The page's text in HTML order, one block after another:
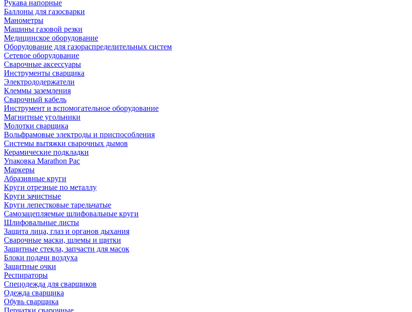
Рукава напорные
Баллоны для газосварки
Манометры
Машины газовой резки
Медицинское оборудование
Оборудование для газораспределительных систем
Сетевое оборудование
Сварочные аксессуары
Инструменты сварщика
Электрододержатели
Клеммы заземления
Сварочный кабель
Инструмент и вспомогательное оборудование
Магнитные угольники
Молотки сварщика
Вольфрамовые электроды и приспособления
Системы вытяжки сварочных дымов
Керамические подкладки
Упаковка Marathon Pac
Маркеры
Абразивные круги
Круги отрезные по металлу
Круги зачистные
Круги лепестковые тарельчатые
Самозацепляемые шлифовальные круги
Шлифовальные листы
Защита лица, глаз и органов дыхания
Сварочные маски, шлемы и щитки
Защитные стекла, запчасти для масок
Блоки подачи воздуха
Защитные очки
Респираторы
Спецодежда для сварщиков
Одежда сварщика
Обувь сварщика
Перчатки сварочные